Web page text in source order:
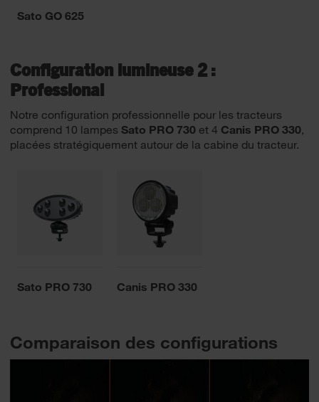
Sato GO 625
Configuration lumineuse 2 :
Professional
Notre configuration professionnelle pour les tracteurs
comprend 10 lampes Sato PRO 730 et 4 Canis PRO 330,
placées stratégiquement autour de la cabine du tracteur.
Sato PRO 730 Canis PRO 330
Comparaison des configurations